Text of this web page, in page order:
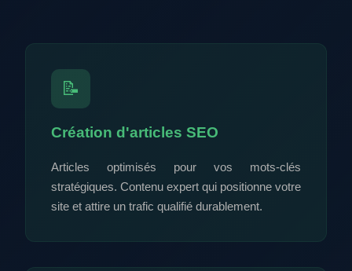
📝
Création d'articles SEO
Articles optimisés pour vos mots-clés
stratégiques. Contenu expert qui positionne votre
site et attire un trafic qualifié durablement.